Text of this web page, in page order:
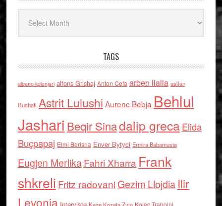
TAGS
albano kolonjari alfons Grishaj Anton Cefa arben llalla asllan
Bushati Astrit Lulushi Aurenc Bebja Behlul
Jashari Beqir Sinadalip grecaElida
Buçpapaj Elmi Berisha Enver Bytyci Ermira Babamusta
Eugjen MerlikaFahri Xharra Frank
shkreli Fritz radovaniGezim Llojdia Ilir
Levonja
Kolec Traboini